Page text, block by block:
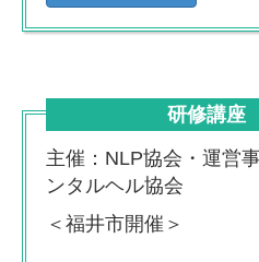
研修講座
主催：NLP協会・運営
ンタルヘル協会
＜福井市開催＞